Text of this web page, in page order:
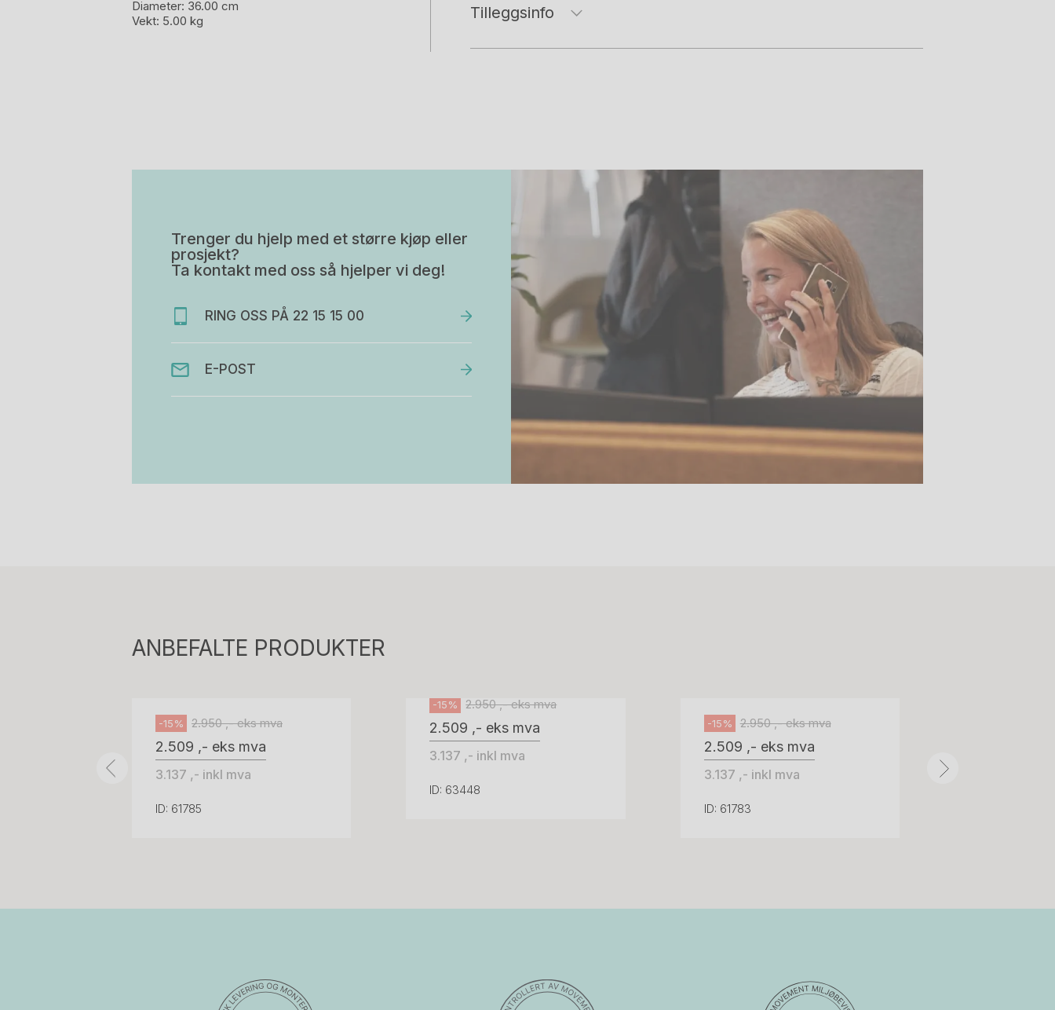
Diameter: 36.00 cm
Vekt: 5.00 kg Tilleggsinfo
Trenger du hjelp med et større kjøp eller
prosjekt?
Ta kontakt med oss så hjelper vi deg!
RING OSS PÅ 22 15 15 00
E-POST
ANBEFALTE PRODUKTER
grått fotkryss, Pent brukt
-15% 2.950 ,- eks mva
2.509 ,- eks mva
3.137 ,- inkl mva
ID: 61785
-15% 2.950 ,- eks mva
2.509 ,- eks mva
3.137 ,- inkl mva
ID: 63448
-15% 2.950 ,- eks mva
2.509 ,- eks mva
3.137 ,- inkl mva
ID: 61783